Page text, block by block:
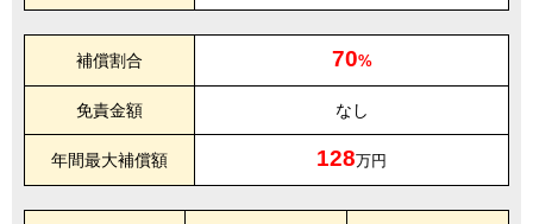
補償割合 70%
免責金額 なし
年間最大補償額 128万円